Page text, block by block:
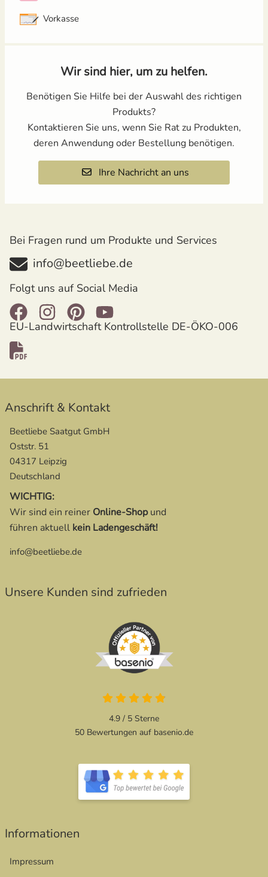
Vorkasse
Wir sind hier, um zu helfen.
Benötigen Sie Hilfe bei der Auswahl des richtigen
Produkts?
Kontaktieren Sie uns, wenn Sie Rat zu Produkten,
deren Anwendung oder Bestellung benötigen.
Ihre Nachricht an uns
Bei Fragen rund um Produkte und Services
info@beetliebe.de
Folgt uns auf Social Media
EU-Landwirtschaft Kontrollstelle DE-ÖKO-006
Anschrift & Kontakt
Beetliebe Saatgut GmbH
Oststr. 51
04317 Leipzig
Deutschland
WICHTIG:
Wir sind ein reiner Online-Shopund
führen aktuell kein Ladengeschäft!
info@beetliebe.de
Unsere Kunden sind zufrieden
4.9 / 5 Sterne
50 Bewertungen auf basenio.de
öffnet in neuem Fenster
Informationen
Impressum